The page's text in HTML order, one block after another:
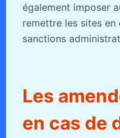
également imposer
remettre les sites en
sanctions
Les
en cas de